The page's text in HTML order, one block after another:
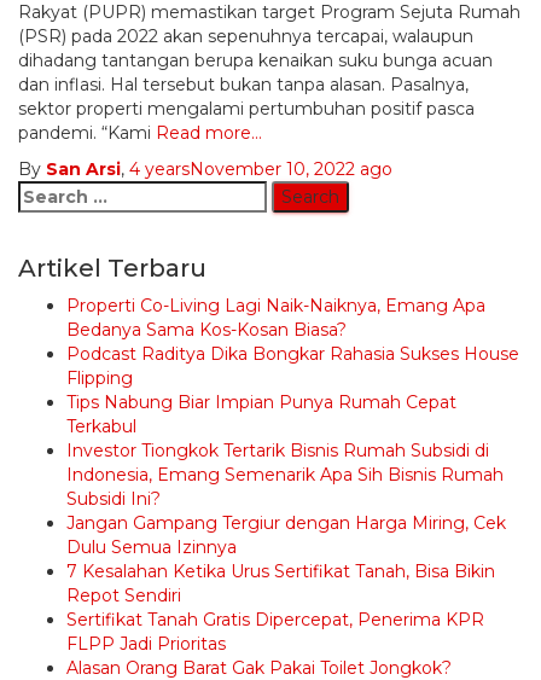
Rakyat (PUPR) memastikan target Program Sejuta Rumah
(PSR) pada 2022 akan sepenuhnya tercapai, walaupun
dihadang tantangan berupa kenaikan suku bunga acuan
dan inflasi. Hal tersebut bukan tanpa alasan. Pasalnya,
sektor properti mengalami pertumbuhan positif pasca
pandemi. “Kami Read more…
By San Arsi, 4 yearsNovember 10, 2022 ago
Search
for:
Artikel Terbaru
Properti Co-Living Lagi Naik-Naiknya, Emang Apa
Bedanya Sama Kos-Kosan Biasa?
Podcast Raditya Dika Bongkar Rahasia Sukses House
Flipping
Tips Nabung Biar Impian Punya Rumah Cepat
Terkabul
Investor Tiongkok Tertarik Bisnis Rumah Subsidi di
Indonesia, Emang Semenarik Apa Sih Bisnis Rumah
Subsidi Ini?
Jangan Gampang Tergiur dengan Harga Miring, Cek
Dulu Semua Izinnya
7 Kesalahan Ketika Urus Sertifikat Tanah, Bisa Bikin
Repot Sendiri
Sertifikat Tanah Gratis Dipercepat, Penerima KPR
FLPP Jadi Prioritas
Alasan Orang Barat Gak Pakai Toilet Jongkok?